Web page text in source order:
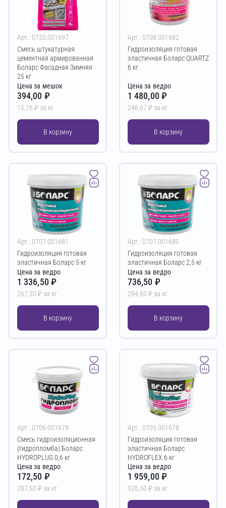
Арт.: 0720.001697
Смесь штукатурная
цементная армированная
Боларс Фасадная Зимняя
25 кг
Цена за мешок
394,00 ₽
15,76 ₽ за кг
В корзину
Арт.: 0708.001682
Гидроизоляция готовая
эластичная Боларс QUARTZ
6 кг
Цена за ведро
1 480,00 ₽
246,67 ₽ за кг
В корзину
Арт.: 0707.001681
Гидроизоляция готовая
эластичная Боларс 5 кг
Цена за ведро
1 336,50 ₽
267,30 ₽ за кг
В корзину
Арт.: 0707.001680
Гидроизоляция готовая
эластичная Боларс 2,5 кг
Цена за ведро
736,50 ₽
294,60 ₽ за кг
В корзину
Арт.: 0706.001679
Смесь гидроизоляционная
(гидропломба) Боларс
HYDROPLUG 0,6 кг
Цена за ведро
172,50 ₽
287,50 ₽ за кг
Арт.: 0705.001678
Гидроизоляция готовая
эластичная Боларс
HYDROFLEX 6 кг
Цена за ведро
1 959,00 ₽
326,50 ₽ за кг